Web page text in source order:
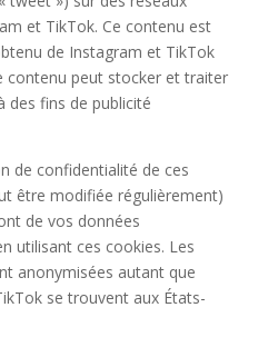
et TikTok. Ce contenu est
de Instagram et TikTok
contenu peut stocker et traiter
des fins de publicité
de confidentialité de ces
être modifiée régulièrement)
de vos données
utilisant ces cookies. Les
anonymisées autant que
se trouvent aux États-